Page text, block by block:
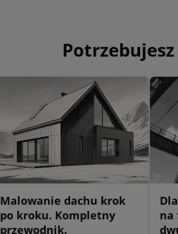
Malowanie dachu krok
po kroku. Kompletny
przewodnik.
na